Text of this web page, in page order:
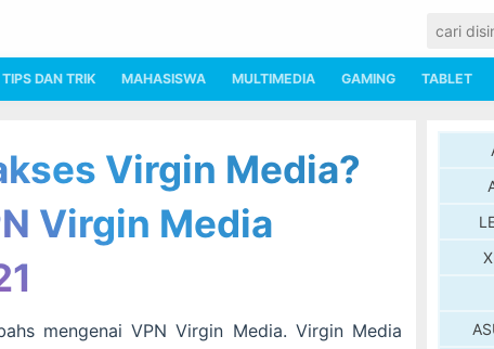
TIPS DAN TRIK MAHASISWA MULTIMEDIA GAMING TABLET
Virgin Media?
Virgin Media
mengenai VPN Virgin Media. Virgin Media